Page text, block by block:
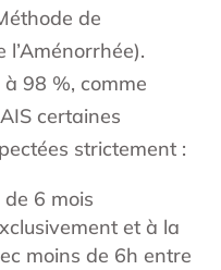
de
l’Aménorrhée).
98 %, comme
certaines
strictement :
6 mois
et à la
moins de 6h entre